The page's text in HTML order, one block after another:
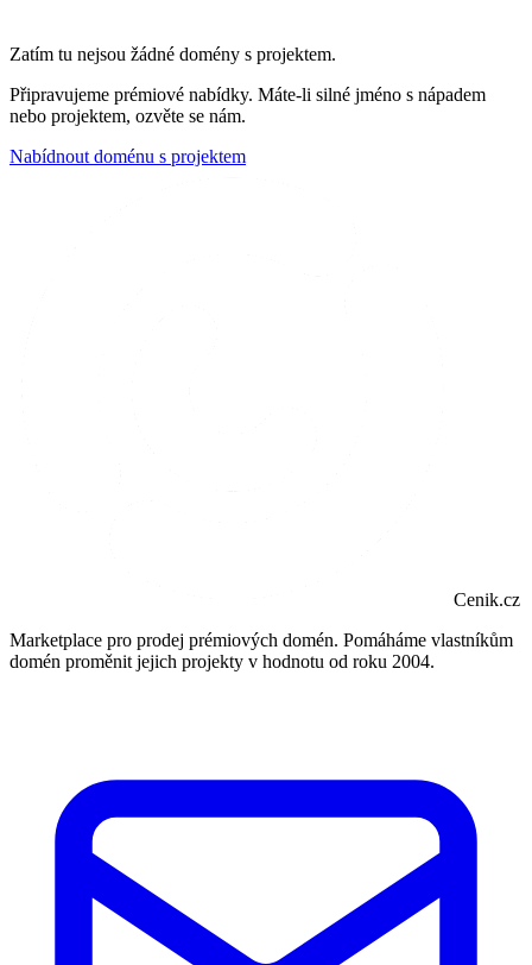
Zatím tu nejsou žádné domény s projektem.
Připravujeme prémiové nabídky. Máte-li silné jméno s nápadem
nebo projektem, ozvěte se nám.
Nabídnout doménu s projektem
Cenik.cz
Marketplace pro prodej prémiových domén. Pomáháme vlastníkům
domén proměnit jejich projekty v hodnotu od roku 2004.